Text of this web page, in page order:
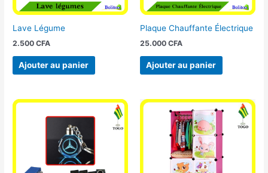
Lave Légume
2.500CFA
Ajouter au panier
Plaque Chauffante Électrique
25.000 CFA
Ajouter au panier